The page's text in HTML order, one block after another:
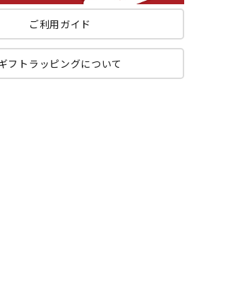
ご利用ガイド
フトラッピングについて